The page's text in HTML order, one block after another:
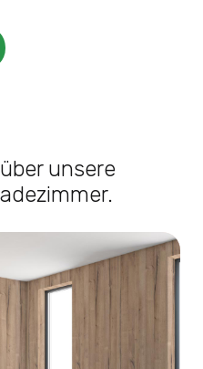
unsere